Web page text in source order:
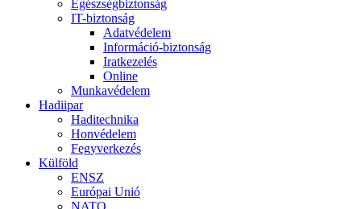
Egészségbiztonság
IT-biztonság
Adatvédelem
Információ-biztonság
Iratkezelés
Online
Munkavédelem
Hadiipar
Haditechnika
Honvédelem
Fegyverkezés
Külföld
ENSZ
Európai Unió
NATO